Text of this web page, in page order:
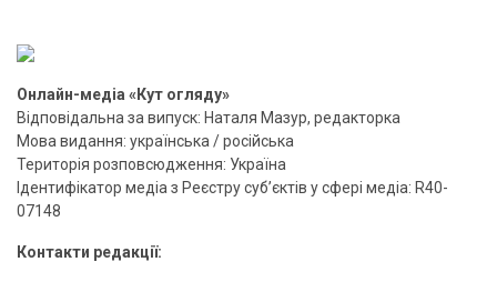
Онлайн-медіа «Кут огляду»
Відповідальна за випуск: Наталя Мазур, редакторка
Мова видання: українська / російська
Територія розповсюдження: Україна
Ідентифікатор медіа з Реєстру суб’єктів у сфері медіа: R40-
07148
Контакти редакції: